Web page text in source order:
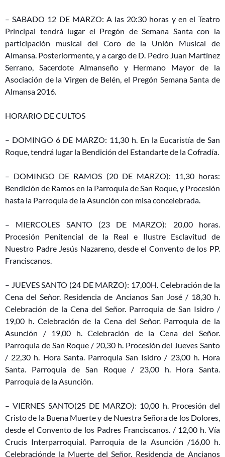
– SABADO 12 DE MARZO: A las 20:30 horas y en el Teatro
Principal tendrá lugar el Pregón de Semana Santa con la
participación musical del Coro de la Unión Musical de
Almansa. Posteriormente, y a cargo de D. Pedro Juan Martínez
Serrano, Sacerdote Almanseño y Hermano Mayor de la
Asociación de la Virgen de Belén, el Pregón Semana Santa de
Almansa 2016.
HORARIO DE CULTOS
– DOMINGO 6 DE MARZO: 11,30 h. En la Eucaristía de San
Roque, tendrá lugar la Bendición del Estandarte de la Cofradía.
– DOMINGO DE RAMOS (20 DE MARZO): 11,30 horas:
Bendición de Ramos en la Parroquia de San Roque, y Procesión
hasta la Parroquia de la Asunción con misa concelebrada.
– MIERCOLES SANTO (23 DE MARZO): 20,00 horas.
Procesión Penitencial de la Real e Ilustre Esclavitud de
Nuestro Padre Jesús Nazareno, desde el Convento de los PP.
Franciscanos.
– JUEVES SANTO (24 DE MARZO): 17,00H. Celebración de la
Cena del Señor. Residencia de Ancianos San José / 18,30 h.
Celebración de la Cena del Señor. Parroquia de San Isidro /
19,00 h. Celebración de la Cena del Señor. Parroquia de la
Asunción / 19,00 h. Celebración de la Cena del Señor.
Parroquia de San Roque / 20,30 h. Procesión del Jueves Santo
/ 22,30 h. Hora Santa. Parroquia San Isidro / 23,00 h. Hora
Santa. Parroquia de San Roque / 23,00 h. Hora Santa.
Parroquia de la Asunción.
– VIERNES SANTO(25 DE MARZO): 10,00 h. Procesión del
Cristo de la Buena Muerte y de Nuestra Señora de los Dolores,
desde el Convento de los Padres Franciscanos. / 12,00 h. Vía
Crucis Interparroquial. Parroquia de la Asunción /16,00 h.
Celebraciónde la Muerte del Señor. Residencia de Ancianos